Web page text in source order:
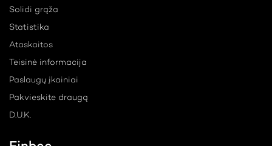
Solidi grąža
Statistika
Ataskaitos
Teisinė informacija
Paslaugų įkainiai
Pakvieskite draugą
D.U.K.